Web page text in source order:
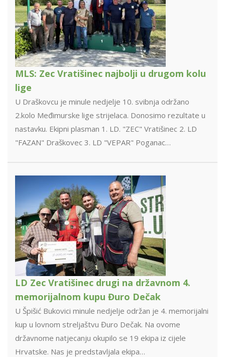
MLS: Zec Vratišinec najbolji u drugom kolu
lige
U Draškovcu je minule nedjelje 10. svibnja održano
2.kolo Međimurske lige strijelaca. Donosimo rezultate u
nastavku. Ekipni plasman 1. LD. "ZEC" Vratišinec 2. LD
"FAZAN" Draškovec 3. LD "VEPAR" Poganac…
LD Zec Vratišinec drugi na državnom 4.
memorijalnom kupu Đuro Dečak
U Špišić Bukovici minule nedjelje održan je 4. memorijalni
kup u lovnom streljaštvu Đuro Dečak. Na ovome
državnome natjecanju okupilo se 19 ekipa iz cijele
Hrvatske. Nas je predstavljala ekipa…